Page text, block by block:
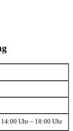
14:00 Uhr – 18:00 Uhr